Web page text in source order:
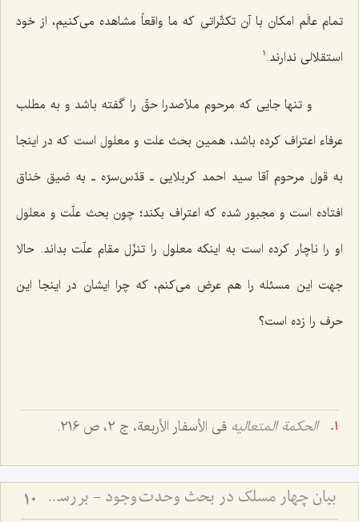
تمام عالَم امکان با آن تکثّراتی که ما واقعاً مشاهده می‌کنیم، از خود
استقلالی ندارند. 1
و تنها جایی که مرحوم ملاّصدرا حقّ را گفته باشد و به مطلب
عرفاء اعتراف کرده باشد، همین بحث علت و معلول است که در اینجا
به قول مرحوم آقا سید احمد کربلایی ـ قدّس‌سرّه ـ به ضیق خناق
افتاده است و مجبور شده که اعتراف بکند؛ چون بحث علّت و معلول
او را ناچار کرده است به اینکه معلول را تنزّل مقام علّت بداند. حالا
جهت این مسئله را هم عرض می‌کنم، که چرا ایشان در اینجا این
حرف را زده است؟
الحکمة المتعالیه فی الأسفار الأربعة، ج 2، ص 216.
بیان چهار مسلک در بحث وحدت وجود - بررسی مسلک حق در موضوع وحدت وجود 10